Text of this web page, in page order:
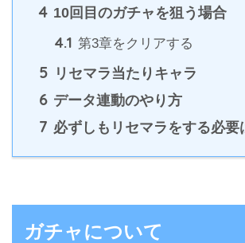
4 10回目のガチャを狙う場合
4.1 第3章をクリアする
5 リセマラ当たりキャラ
6 データ連動のやり方
7 必ずしもリセマラをする必要
ガチャについて